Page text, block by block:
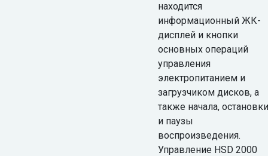
находится
информационный ЖК-
дисплей и кнопки
основных операций
управления
электропитанием и
загрузчиком дисков, а
также начала, остановки
и паузы
воспроизведения.
Управление HSD 2000